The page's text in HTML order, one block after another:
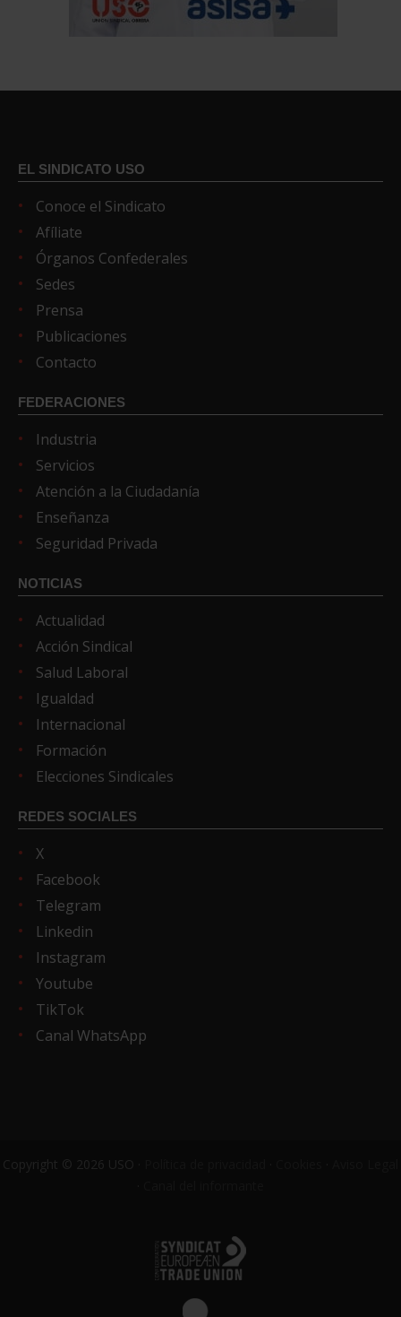
EL SINDICATO USO
Conoce el Sindicato
Afíliate
Órganos Confederales
Sedes
Prensa
Publicaciones
Contacto
FEDERACIONES
Industria
Servicios
Atención a la Ciudadanía
Enseñanza
Seguridad Privada
NOTICIAS
Actualidad
Acción Sindical
Salud Laboral
Igualdad
Internacional
Formación
Elecciones Sindicales
REDES SOCIALES
X
Facebook
Telegram
Linkedin
Instagram
Youtube
TikTok
Canal WhatsApp
Copyright © 2026 USO ·